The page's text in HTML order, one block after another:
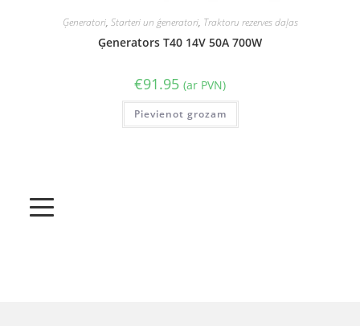
Ģeneratori, Starteri un ģeneratori, Traktoru rezerves daļas
Ģenerators T40 14V 50A 700W
€91.95 (ar PVN)
Pievienot grozam